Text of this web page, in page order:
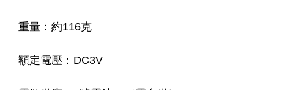
重量：約116克
額定電壓：DC3V